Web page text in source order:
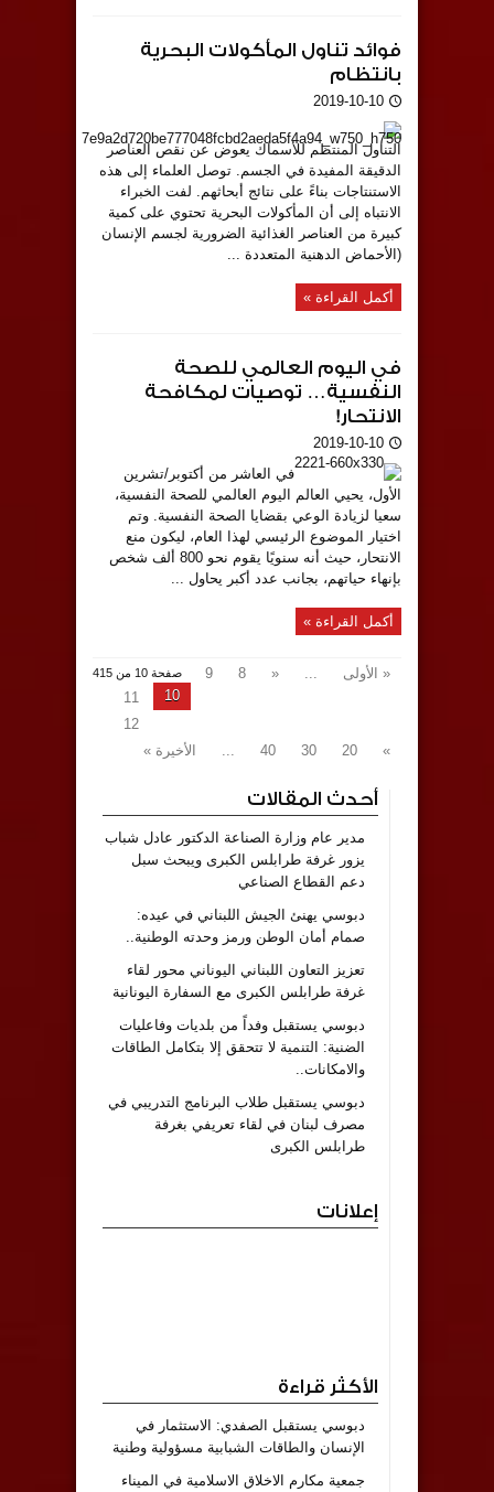
فوائد تناول المأكولات البحرية
بانتظام
2019-10-10
التناول المنتظم للأسماك يعوض عن نقص العناصر
الدقيقة المفيدة في الجسم. توصل العلماء إلى هذه
الاستنتاجات بناءً على نتائج أبحاثهم. لفت الخبراء
الانتباه إلى أن المأكولات البحرية تحتوي على كمية
كبيرة من العناصر الغذائية الضرورية لجسم الإنسان
(الأحماض الدهنية المتعددة ...
أكمل القراءة »
في اليوم العالمي للصحة
النفسية… توصيات لمكافحة
الانتحار!
2019-10-10
في العاشر من أكتوبر/تشرين
الأول، يحيي العالم اليوم العالمي للصحة النفسية،
سعيا لزيادة الوعي بقضايا الصحة النفسية. وتم
اختيار الموضوع الرئيسي لهذا العام، ليكون منع
الانتحار، حيث أنه سنويًا يقوم نحو 800 ألف شخص
بإنهاء حياتهم، بجانب عدد أكبر يحاول ...
أكمل القراءة »
صفحة 10 من 415 « الأولى ...
«
8
9
10
11
12
»
20
30
40
... الأخيرة »
أحدث المقالات
مدير عام وزارة الصناعة الدكتور عادل شباب
يزور غرفة طرابلس الكبرى ويبحث سبل
دعم القطاع الصناعي
دبوسي يهنئ الجيش اللبناني في عيده:
صمام أمان الوطن ورمز وحدته الوطنية..
تعزيز التعاون اللبناني اليوناني محور لقاء
غرفة طرابلس الكبرى مع السفارة اليونانية
دبوسي يستقبل وفداً من بلديات وفاعليات
الضنية: التنمية لا تتحقق إلا بتكامل الطاقات
والامكانات..
دبوسي يستقبل طلاب البرنامج التدريبي في
مصرف لبنان في لقاء تعريفي بغرفة
طرابلس الكبرى
إعلانات
الأكثر قراءة
دبوسي يستقبل الصفدي: الاستثمار في
الإنسان والطاقات الشبابية مسؤولية وطنية
جمعية مكارم الاخلاق الاسلامية في الميناء